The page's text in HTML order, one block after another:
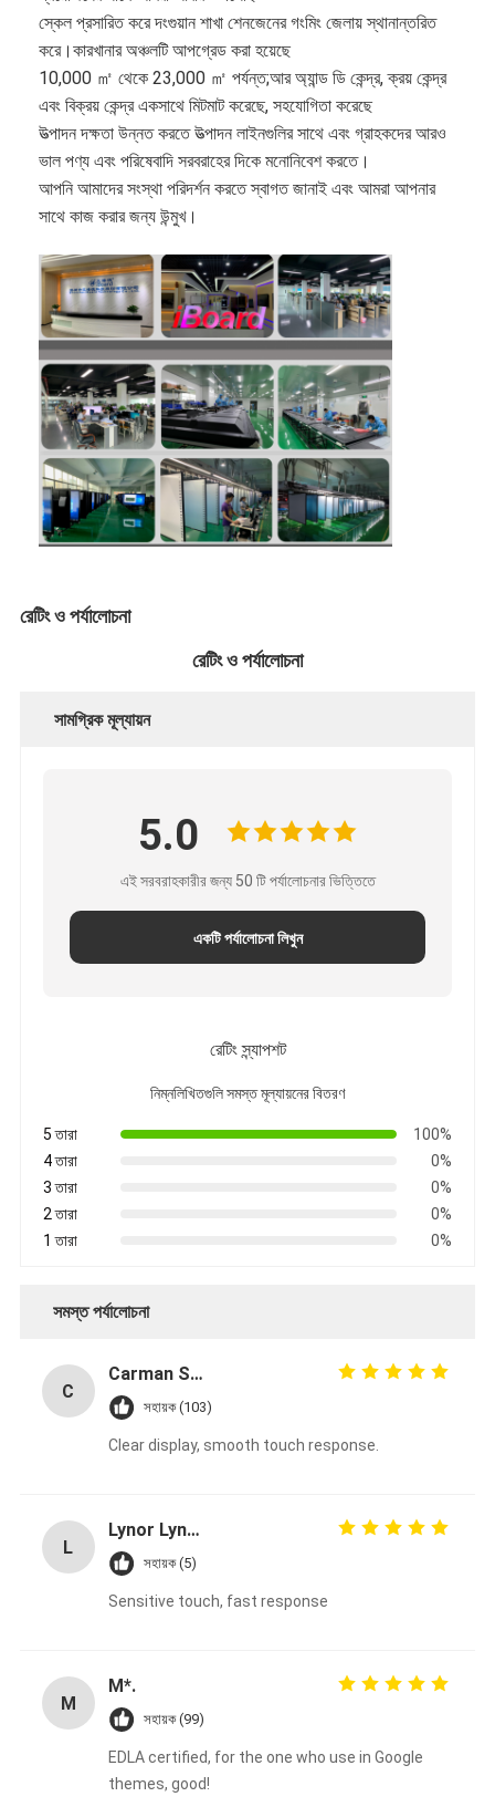
আইবোর্ড ইন্টারেক্টিভ হোয়াইটবোর্ড
আইআর ইন্টারেক্টিভ হোয়াইটবোর্ড
ইনফ্রারেড ইন্টারেক্টিভ হোয়াইটবোর্ড
ইন্টারেক্টিভ ফ্ল্যাট প্যানেল
ইন্টারেক্টিভ টাচ স্ক্রিন মনিটর
এলসিডি স্মার্ট বোর্ড
LED ইন্টারেক্টিভ হোয়াইটবোর্ড
ইন্টারেক্টিভ টাচ স্ক্রিন হোয়াইটবোর্ড
অল ইন ওয়ান ইন্টারেক্টিভ হোয়াইটবোর্ড
পোর্টেবল ইন্টারেক্টিভ হোয়াইটবোর্ড
বুদ্ধিমান ব্ল্যাকবোর্ড
ইন্টারেক্টিভ প্রজেক্টর বোর্ড
ইন্টারেক্টিভ হোয়াইটবোর্ড স্ট্যান্ড
ডিজিটাল সাইনেজ
ডিজিটাল বিজ্ঞাপন মনিটর
স্কেল প্রসারিত করে দংগুয়ান শাখা শেনজেনের গংমিং জেলায় স্থানান্তরিত
করে।কারখানার অঞ্চলটি আপগ্রেড করা হয়েছে
10,000 ㎡ থেকে 23,000 ㎡ পর্যন্ত;আর অ্যান্ড ডি কেন্দ্র, ক্রয় কেন্দ্র
এবং বিক্রয় কেন্দ্র একসাথে মিটমাট করেছে, সহযোগিতা করেছে
উত্পাদন দক্ষতা উন্নত করতে উত্পাদন লাইনগুলির সাথে এবং গ্রাহকদের আরও
ভাল পণ্য এবং পরিষেবাদি সরবরাহের দিকে মনোনিবেশ করতে।
আপনি আমাদের সংস্থা পরিদর্শন করতে স্বাগত জানাই এবং আমরা আপনার
সাথে কাজ করার জন্য উন্মুখ।
রেটিং ও পর্যালোচনা
রেটিং ও পর্যালোচনা
সামগ্রিক মূল্যায়ন
5.0
এই সরবরাহকারীর জন্য 50 টি পর্যালোচনার ভিত্তিতে
একটি পর্যালোচনা লিখুন
রেটিং স্ন্যাপশট
নিম্নলিখিতগুলি সমস্ত মূল্যায়নের বিতরণ
5 তারা
100%
4 তারা
0%
3 তারা
0%
2 তারা
0%
1 তারা
0%
সমস্ত পর্যালোচনা
C
Carman Setia
সহায়ক (103)
Clear display, smooth touch response.
L
Lynor Lynor
সহায়ক (5)
Sensitive touch, fast response
M
M*.
সহায়ক (99)
EDLA certified, for the one who use in Google
themes, good!